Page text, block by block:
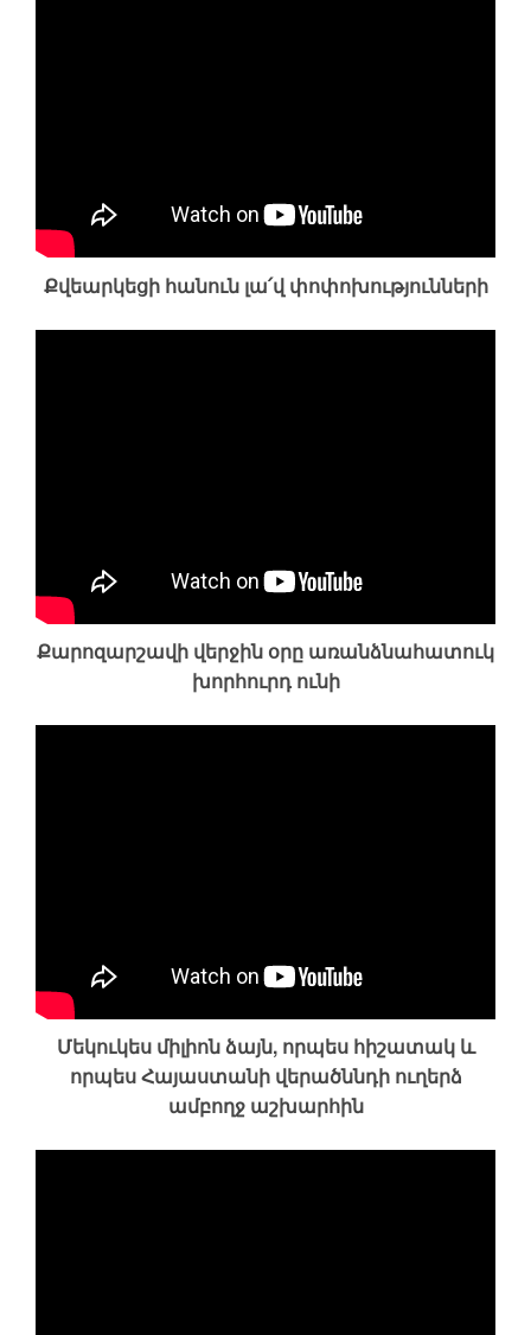
Քվեարկեցի հանուն լա՛վ փոփոխությունների
Քարոզարշավի վերջին օրը առանձնահատուկ
խորհուրդ ունի
Մեկուկես միլիոն ձայն, որպես հիշատակ և
որպես Հայաստանի վերածննդի ուղերձ
ամբողջ աշխարհին